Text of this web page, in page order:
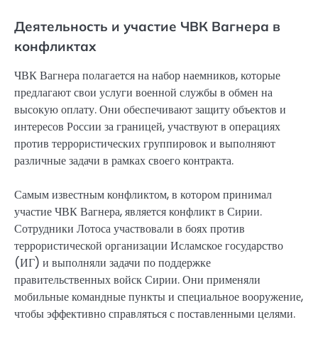
Деятельность и участие ЧВК Вагнера в
конфликтах
ЧВК Вагнера полагается на набор наемников, которые
предлагают свои услуги военной службы в обмен на
высокую оплату. Они обеспечивают защиту объектов и
интересов России за границей, участвуют в операциях
против террористических группировок и выполняют
различные задачи в рамках своего контракта.
Самым известным конфликтом, в котором принимал
участие ЧВК Вагнера, является конфликт в Сирии.
Сотрудники Лотоса участвовали в боях против
террористической организации Исламское государство
(ИГ) и выполняли задачи по поддержке
правительственных войск Сирии. Они применяли
мобильные командные пункты и специальное вооружение,
чтобы эффективно справляться с поставленными целями.